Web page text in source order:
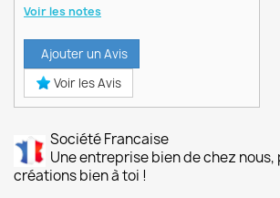
Voir les notes
Ajouter un Avis
Voir les Avis
Société Francaise
Une entreprise bien de chez nous,
créations bien à toi !